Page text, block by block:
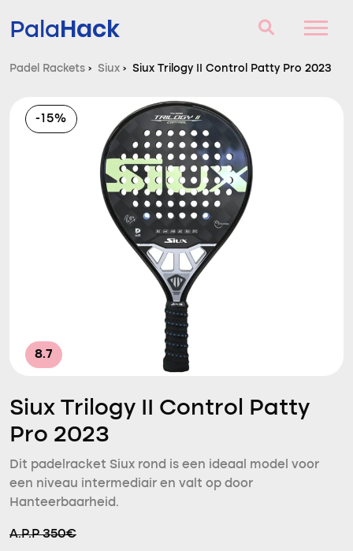
PalaHack
Padel Rackets
Vragen en antwoorden
Vergelijker
Padel Rackets › Siux › Siux Trilogy II Control Patty Pro 2023
-15%
8.7
Siux Trilogy II Control Patty
Pro 2023
Dit padelracket Siux rond is een ideaal model voor
een niveau intermediair en valt op door
Hanteerbaarheid.
A.P.P 350€